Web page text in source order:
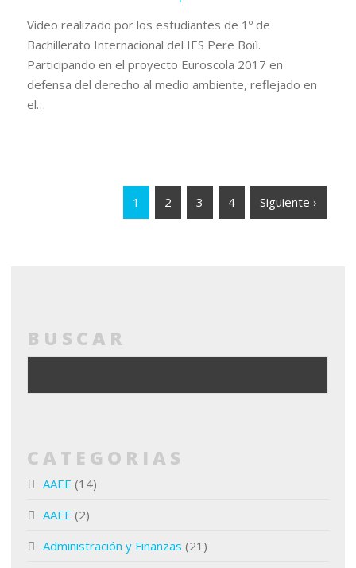
Video realizado por los estudiantes de 1º de
Bachillerato Internacional del IES Pere Boïl.
Participando en el proyecto Euroscola 2017 en
defensa del derecho al medio ambiente, reflejado en
el…
1 2 3 4 Siguiente ›
BUSCAR
CATEGORIAS
AAEE (14)
AAEE (2)
Administración y Finanzas (21)